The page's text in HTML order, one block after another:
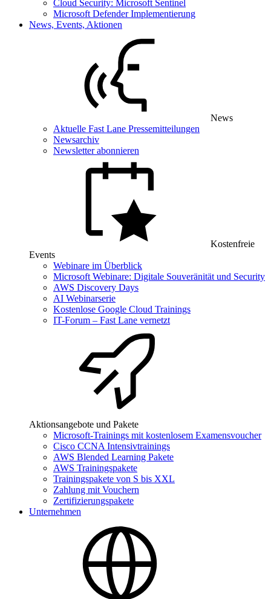
Cloud Security: Microsoft Sentinel
Microsoft Defender Implementierung
News, Events, Aktionen
News
Aktuelle Fast Lane Pressemitteilungen
Newsarchiv
Newsletter abonnieren
Kostenfreie
Events
Webinare im Überblick
Microsoft Webinare: Digitale Souveränität und Security
AWS Discovery Days
AI Webinarserie
Kostenlose Google Cloud Trainings
IT-Forum – Fast Lane vernetzt
Aktionsangebote und Pakete
Microsoft-Trainings mit kostenlosem Examensvoucher
Cisco CCNA Intensivtrainings
AWS Blended Learning Pakete
AWS Trainingspakete
Trainingspakete von S bis XXL
Zahlung mit Vouchern
Zertifizierungspakete
Unternehmen